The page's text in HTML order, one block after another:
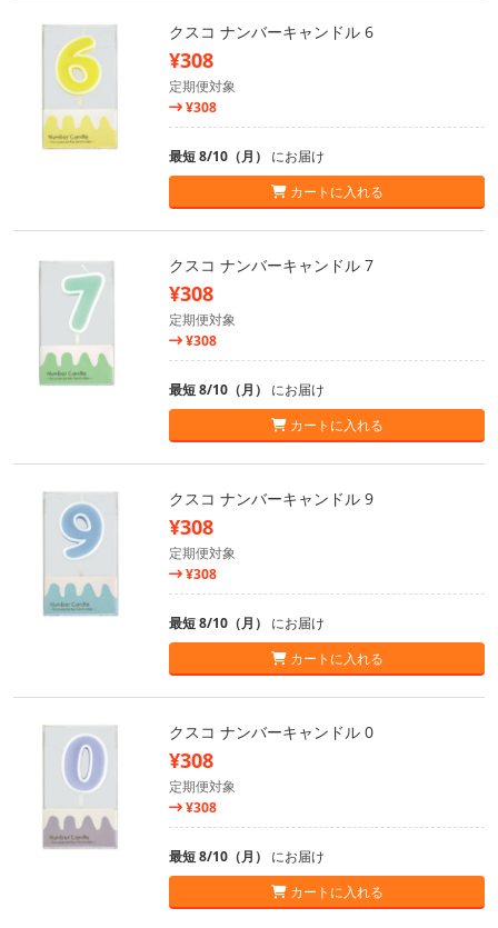
クスコ ナンバーキャンドル 6
¥308
定期便対象
¥308
最短 8/10（月） にお届け
カートに入れる
クスコ ナンバーキャンドル 7
¥308
定期便対象
¥308
最短 8/10（月） にお届け
カートに入れる
クスコ ナンバーキャンドル 9
¥308
定期便対象
¥308
最短 8/10（月） にお届け
カートに入れる
クスコ ナンバーキャンドル 0
¥308
定期便対象
¥308
最短 8/10（月） にお届け
カートに入れる